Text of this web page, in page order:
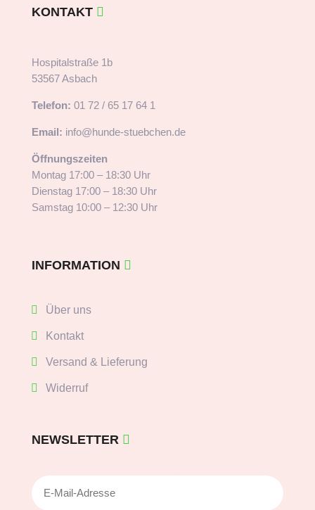
KONTAKT
Hospitalstraße 1b
53567 Asbach
Telefon: 01 72 / 65 17 64 1
Email: info@hunde-stuebchen.de
Öffnungszeiten
Montag 17:00 – 18:30 Uhr
Dienstag 17:00 – 18:30 Uhr
Samstag 10:00 – 12:30 Uhr
INFORMATION
Über uns
Kontakt
Versand & Lieferung
Widerruf
NEWSLETTER